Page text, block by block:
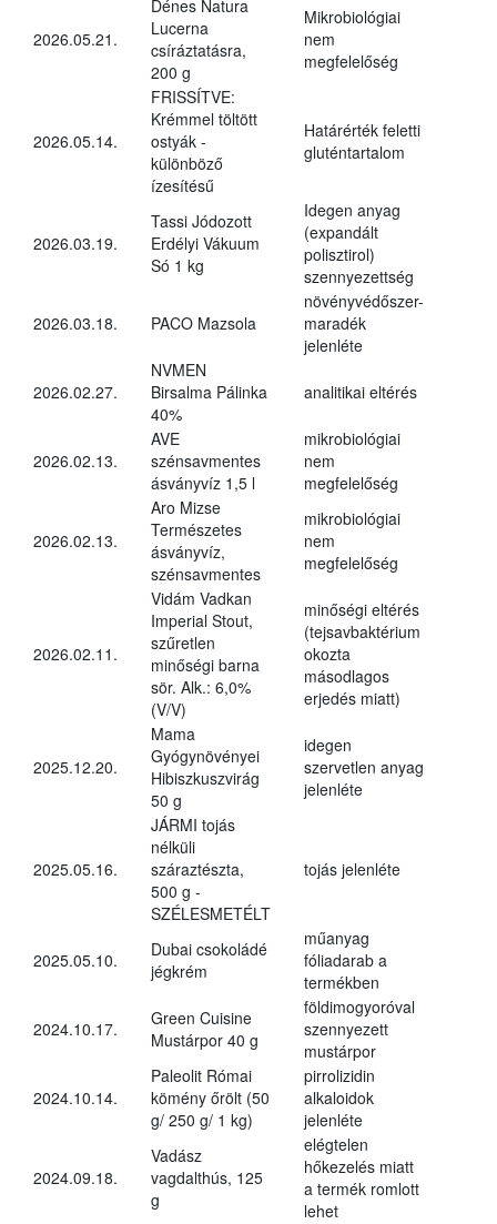
2026.05.21.
Dénes Natura
Lucerna
csíráztatásra,
200 g
Mikrobiológiai
nem
megfelelőség
2026.05.14.
FRISSÍTVE:
Krémmel töltött
ostyák -
különböző
ízesítésű
Határérték feletti
gluténtartalom
2026.03.19.
Tassi Jódozott
Erdélyi Vákuum
Só 1 kg
Idegen anyag
(expandált
polisztirol)
szennyezettség
2026.03.18. PACO Mazsola
növényvédőszer-
maradék
jelenléte
2026.02.27.
NVMEN
Birsalma Pálinka
40%
analitikai eltérés
2026.02.13.
AVE
szénsavmentes
ásványvíz 1,5 l
mikrobiológiai
nem
megfelelőség
2026.02.13.
Aro Mizse
Természetes
ásványvíz,
szénsavmentes
mikrobiológiai
nem
megfelelőség
2026.02.11.
Vidám Vadkan
Imperial Stout,
szűretlen
minőségi barna
sör. Alk.: 6,0%
(V/V)
minőségi eltérés
(tejsavbaktérium
okozta
másodlagos
erjedés miatt)
2025.12.20.
Mama
Gyógynövényei
Hibiszkuszvirág
50 g
idegen
szervetlen anyag
jelenléte
2025.05.16.
JÁRMI tojás
nélküli
száraztészta,
500 g -
SZÉLESMETÉLT
tojás jelenléte
2025.05.10.
Dubai csokoládé
jégkrém
műanyag
fóliadarab a
termékben
2024.10.17.
Green Cuisine
Mustárpor 40 g
földimogyoróval
szennyezett
mustárpor
2024.10.14.
Paleolit Római
kömény őrölt (50
g/ 250 g/ 1 kg)
pirrolizidin
alkaloidok
jelenléte
2024.09.18.
Vadász
vagdalthús, 125
g
elégtelen
hőkezelés miatt
a termék romlott
lehet